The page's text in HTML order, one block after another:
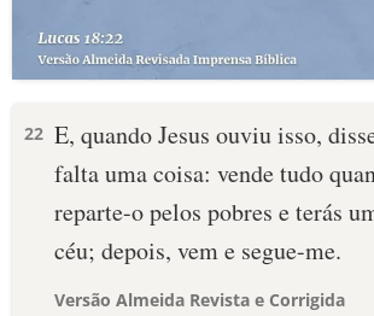
22 E, quando Jesus ouviu isso,
falta uma coisa: vende tudo
reparte-o pelos pobres e terás
céu; depois, vem e segue-me.
Versão Almeida Revista e Corrigida